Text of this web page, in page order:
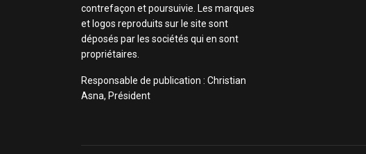
contrefaçon et poursuivie. Les marques
et logos reproduits sur le site sont
déposés par les sociétés qui en sont
propriétaires.
Responsable de publication : Christian
Asna, Président